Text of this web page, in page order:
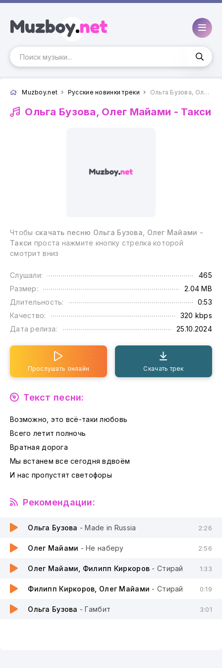
Muzboy.net Русские новинки треки Ольга Бузова, Олег Майами - Такси
Ольга Бузова, Олег Майами - Такси
Чтобы скачать песню Ольга Бузова, Олег Майами -
Такси проста нажмите кнопку стрелка которой
смотрит вниз
Слушали:
465
Размер:
2.04 MB
Длительность:
0:53
Качество:
320 kbps
Дата релиза:
25.10.2024
Прослушать онлайн Скачать трек
Текст песни:
Возможно, это всё-таки любовь
Всего летит полночь
Вратная дорога
Мы встанем все сегодня вдвоём
И нас пропустят светофоры
Рекомендации:
Ольга Бузова - Made in Russia 2:26
Олег Майами - Не наберу 2:56
Олег Майами, Филипп Киркоров - Стирай 1:33
Филипп Киркоров, Олег Майами - Стирай 0:19
Ольга Бузова - Гамбит 3:01